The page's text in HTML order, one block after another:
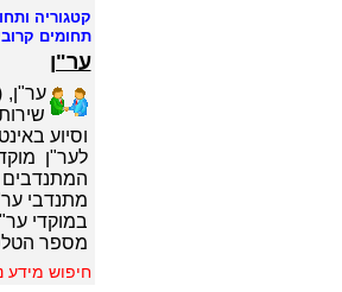
קטגוריה
תחומים
ער"ן
וסיוע
מתנדבי
במוקדי
מספר
חיפוש מידע